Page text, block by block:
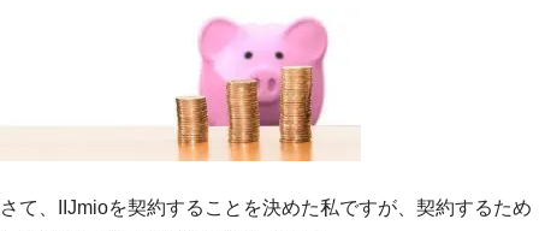
さて、IIJmioを契約することを決めた私ですが、契約するため